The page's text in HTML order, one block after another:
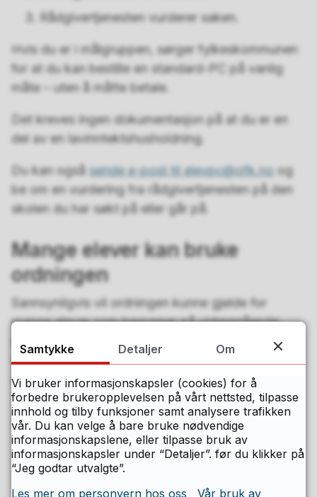
Rådgivertjenesten vurderer saken.
Hvis du er i målgruppen, sørger fylkeskommunen
for at du kan bestille en standard-PC på vanlig
måte – uten å måtte betale.
Det kreves ingen dokumentasjon på at du er en
del av en lavinntektshusholdning.
Du kan også sende e-post til elevpc@ofk.no og
be om en vurdering fra rådgivertjenesten på den
skolen du har søkt på eller går på.
Mange elever kan bruke
ordningen
Sannsynligvis vil ordningen kunne gjelde for
mange elever som begynner på videregående
skole i Østfold. Dette på bakgrunn av tall fra
Statistisk sentralbyrå om hvor mange som er en
del av en lavinntektshusholdning.
Sist endret 30.05.2024 14.57
Fant du det du lette etter på denne
Samtykke Detaljer Om
Vi bruker informasjonskapsler (cookies) for å
forbedre brukeropplevelsen på vårt nettsted, tilpasse
innhold og tilby funksjoner samt analysere trafikken
vår. Du kan velge å bare bruke nødvendige
informasjonskapslene, eller tilpasse bruk av
informasjonskapsler under “Detaljer”. før du klikker på
“Jeg godtar utvalgte”.
Les mer om personvern hos oss
Vår bruk av